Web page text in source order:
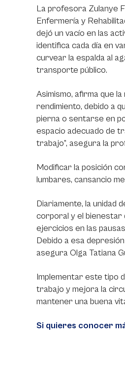
La profesora Zulanye
Enfermería y
dejó un vacío en las
identifica cada día en
curvear la espalda al
transporte público.
Asimismo, afirma que
rendimiento, debido a
pierna o sentarse en
espacio adecuado de
trabajo”, asegura la
Modificar la posición
lumbares, cansancio
Diariamente, la unidad
corporal y el bienestar
ejercicios en las
Debido a esa
asegura Olga Tatiana
Implementar este tipo
trabajo y mejora la
mantener una buena
Si quieres conocer